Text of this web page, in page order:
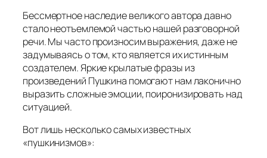
Бессмертное наследие великого автора давно
стало неотъемлемой частью нашей разговорной
речи. Мы часто произносим выражения, даже не
задумываясь о том, кто является их истинным
создателем. Яркие крылатые фразы из
произведений Пушкина помогают нам лаконично
выразить сложные эмоции, поиронизировать над
ситуацией.
Вот лишь несколько самых известных
«пушкинизмов»: